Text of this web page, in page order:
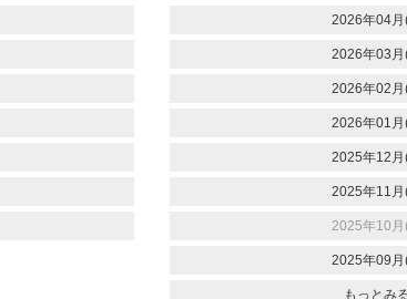
2026年04
2026年03
2026年02
2026年01
2025年12
2025年11
2025年10月
2025年09
もっとみ